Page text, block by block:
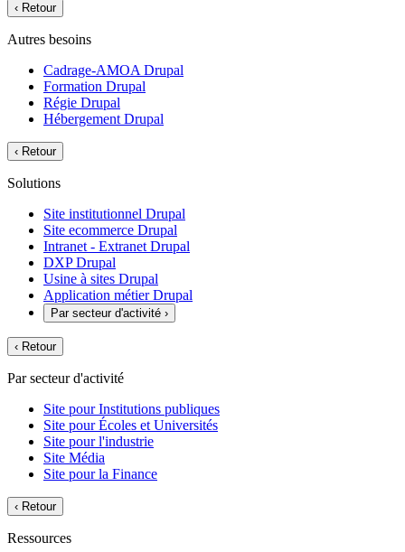
‹ Retour
Autres besoins
Cadrage-AMOA Drupal
Formation Drupal
Régie Drupal
Hébergement Drupal
‹ Retour
Solutions
Site institutionnel Drupal
Site ecommerce Drupal
Intranet - Extranet Drupal
DXP Drupal
Usine à sites Drupal
Application métier Drupal
Par secteur d'activité ›
‹ Retour
Par secteur d'activité
Site pour Institutions publiques
Site pour Écoles et Universités
Site pour l'industrie
Site Média
Site pour la Finance
‹ Retour
Ressources